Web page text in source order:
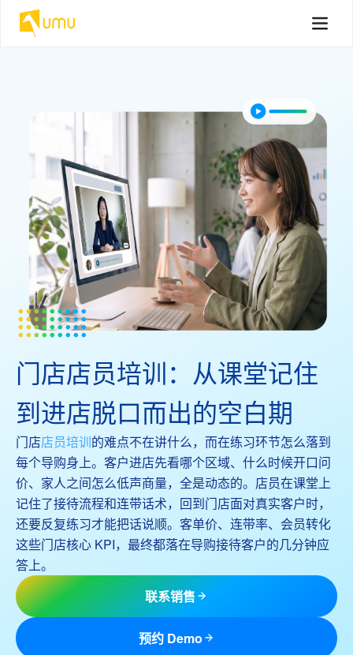
门店店员培训：从课堂记住
到进店脱口而出的空白期
门店店员培训的难点不在讲什么，而在练习环节怎么落到
每个导购身上。客户进店先看哪个区域、什么时候开口问
价、家人之间怎么低声商量，全是动态的。店员在课堂上
记住了接待流程和连带话术，回到门店面对真实客户时，
还要反复练习才能把话说顺。客单价、连带率、会员转化
这些门店核心 KPI，最终都落在导购接待客户的几分钟应
答上。
联系销售
预约 Demo